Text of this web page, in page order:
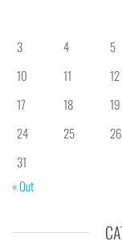
3
4 5
10
11 12
17
18 19
24
25 26
31
« Out